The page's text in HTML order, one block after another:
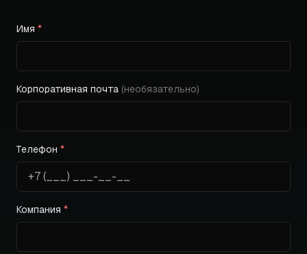
Имя *
Корпоративная почта (необязательно)
Телефон *
Компания *